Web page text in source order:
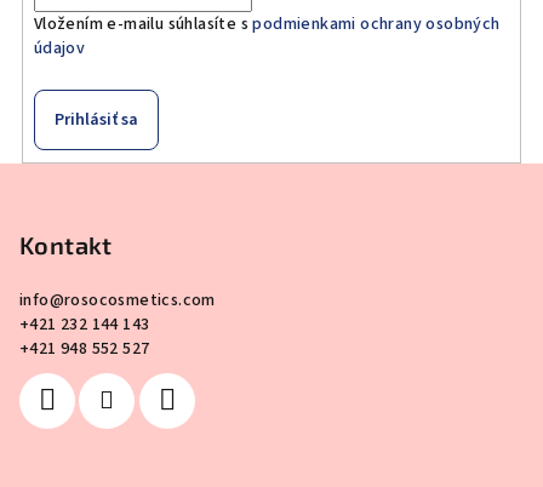
Vložením e-mailu súhlasíte spodmienkami ochrany osobných
údajov
Prihlásiť sa
Kontakt
info@rosocosmetics.com
+421 232 144 143
+421 948 552 527